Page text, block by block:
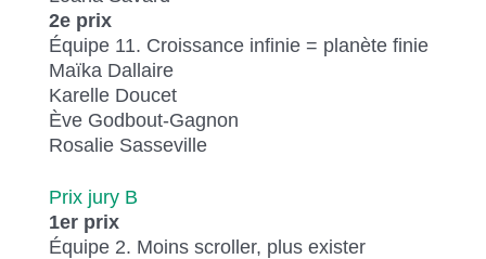
2e prix
Équipe 11. Croissance infinie = planète finie
Maïka Dallaire
Karelle Doucet
Ève Godbout-Gagnon
Rosalie Sasseville
Prix jury B
1er prix
Équipe 2. Moins scroller, plus exister